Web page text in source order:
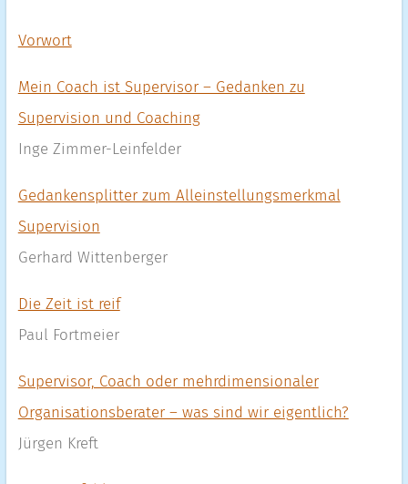
Vorwort
Mein Coach ist Supervisor – Gedanken zu
Supervision und Coaching
Inge Zimmer-Leinfelder
Gedankensplitter zum Alleinstellungsmerkmal
Supervision
Gerhard Wittenberger
Die Zeit ist reif
Paul Fortmeier
Supervisor, Coach oder mehrdimensionaler
Organisationsberater – was sind wir eigentlich?
Jürgen Kreft